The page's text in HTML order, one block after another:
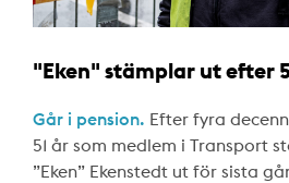
"Eken" stämplar ut efter
Går i pension. Efter fyra
51 år som medlem i Transport
”Eken” Ekenstedt ut för sista